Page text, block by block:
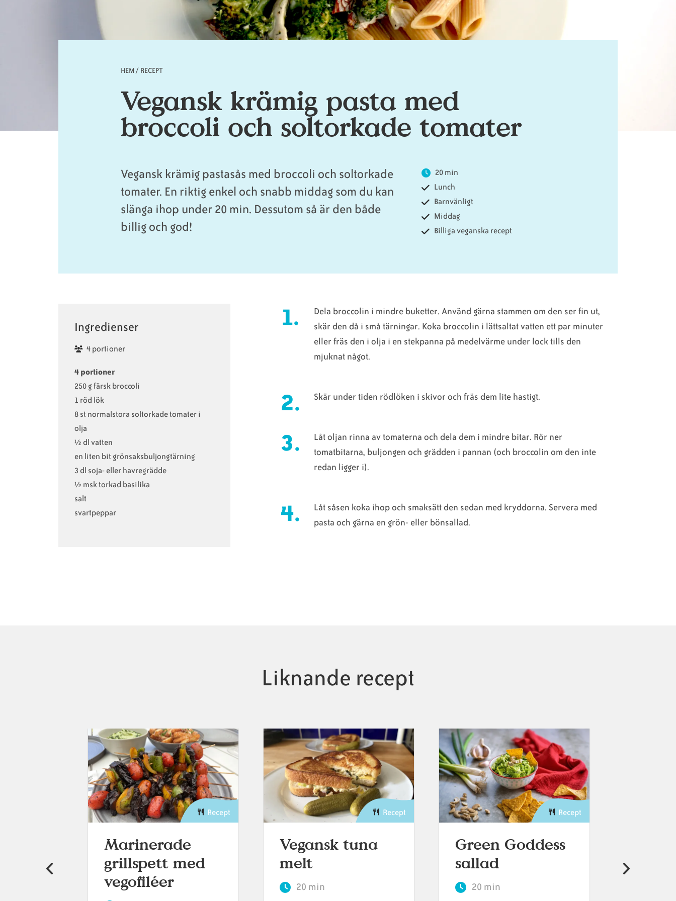
HEM / RECEPT
Vegansk krämig pasta med
broccoli och soltorkade tomater
Vegansk krämig pastasås med broccoli och soltorkade
tomater. En riktig enkel och snabb middag som du kan
slänga ihop under 20 min. Dessutom så är den både
billig och god!
20 min
Lunch
Barnvänligt
Middag
Billiga veganska recept
Ingredienser
4 portioner
4 portioner
250 g färsk broccoli
1 röd lök
8 st normalstora soltorkade tomater i
olja
½ dl vatten
en liten bit grönsaksbuljongtärning
3 dl soja- eller havregrädde
½ msk torkad basilika
salt
svartpeppar
Dela broccolin i mindre buketter. Använd gärna stammen om den ser fin ut,
skär den då i små tärningar. Koka broccolin i lättsaltat vatten ett par minuter
eller fräs den i olja i en stekpanna på medelvärme under lock tills den
mjuknat något.
Skär under tiden rödlöken i skivor och fräs dem lite hastigt.
Låt oljan rinna av tomaterna och dela dem i mindre bitar. Rör ner
tomatbitarna, buljongen och grädden i pannan (och broccolin om den inte
redan ligger i).
Låt såsen koka ihop och smaksätt den sedan med kryddorna. Servera med
pasta och gärna en grön- eller bönsallad.
Liknande recept
Recept
Marinerade
grillspett med
vegofiléer
Recept
Vegansk tuna
melt
20 min
Recept
Green Goddess
sallad
20 min